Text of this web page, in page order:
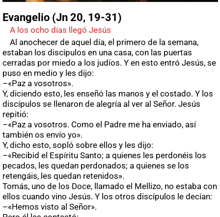
Evangelio (Jn 20, 19-31)
A los ocho días llegó Jesús
Al anochecer de aquel día, el primero de la semana,
estaban los discípulos en una casa, con las puertas
cerradas por miedo a los judíos. Y en esto entró Jesús, se
puso en medio y les dijo:
–«Paz a vosotros».
Y, diciendo esto, les enseñó las manos y el costado. Y los
discípulos se llenaron de alegría al ver al Señor. Jesús
repitió:
–«Paz a vosotros. Como el Padre me ha enviado, así
también os envío yo».
Y, dicho esto, sopló sobre ellos y les dijo:
–«Recibid el Espíritu Santo; a quienes les perdonéis los
pecados, les quedan perdonados; a quienes se los
retengáis, les quedan retenidos».
Tomás, uno de los Doce, llamado el Mellizo, no estaba con
ellos cuando vino Jesús. Y los otros discípulos le decían:
–«Hemos visto al Señor».